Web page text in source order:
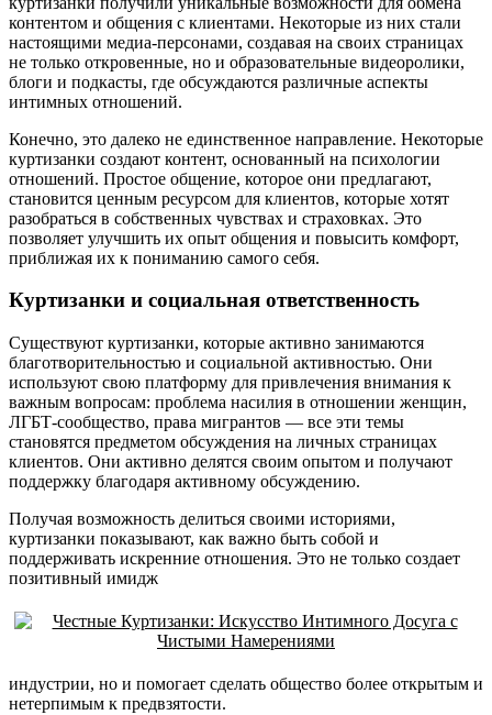
контентом и общения с клиентами. Некоторые из них стали
настоящими медиа-персонами, создавая на своих страницах
не только откровенные, но и образовательные видеоролики,
блоги и подкасты, где обсуждаются различные аспекты
интимных отношений.
Конечно, это далеко не единственное направление. Некоторые
куртизанки создают контент, основанный на психологии
отношений. Простое общение, которое они предлагают,
становится ценным ресурсом для клиентов, которые хотят
разобраться в собственных чувствах и страховках. Это
позволяет улучшить их опыт общения и повысить комфорт,
приближая их к пониманию самого себя.
Куртизанки и социальная ответственность
Существуют куртизанки, которые активно занимаются
благотворительностью и социальной активностью. Они
используют свою платформу для привлечения внимания к
важным вопросам: проблема насилия в отношении женщин,
ЛГБТ-сообщество, права мигрантов — все эти темы
становятся предметом обсуждения на личных страницах
клиентов. Они активно делятся своим опытом и получают
поддержку благодаря активному обсуждению.
Получая возможность делиться своими историями,
куртизанки показывают, как важно быть собой и
поддерживать искренние отношения. Это не только создает
позитивный имидж
индустрии, но и помогает сделать общество более открытым и
нетерпимым к предвзятости.